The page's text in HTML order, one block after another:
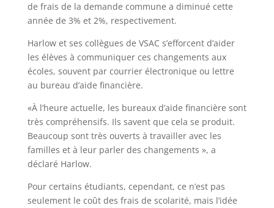
de frais de la demande commune a diminué cette
année de 3% et 2%, respectivement.
Harlow et ses collègues de VSAC s’efforcent d’aider
les élèves à communiquer ces changements aux
écoles, souvent par courrier électronique ou lettre
au bureau d’aide financière.
«À l’heure actuelle, les bureaux d’aide financière sont
très compréhensifs. Ils savent que cela se produit.
Beaucoup sont très ouverts à travailler avec les
familles et à leur parler des changements », a
déclaré Harlow.
Pour certains étudiants, cependant, ce n’est pas
seulement le coût des frais de scolarité, mais l’idée